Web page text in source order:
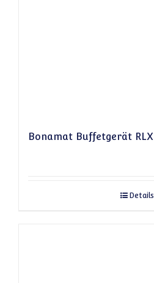
Bonamat Buffetgerät RLX
Details